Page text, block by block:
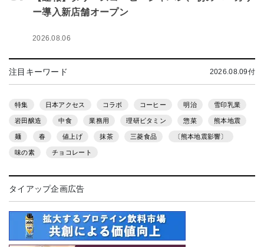
ー導入新店舗オープン
2026.08.06
注目キーワード 2026.08.09付
特集 日本アクセス コラボ コーヒー 明治 雪印乳業
岩田醸造 中食 業務用 理研ビタミン 惣菜 熊本地震
麺 春 値上げ 抹茶 三菱食品 〔熊本地震影響〕
味の素 チョコレート
タイアップ企画広告